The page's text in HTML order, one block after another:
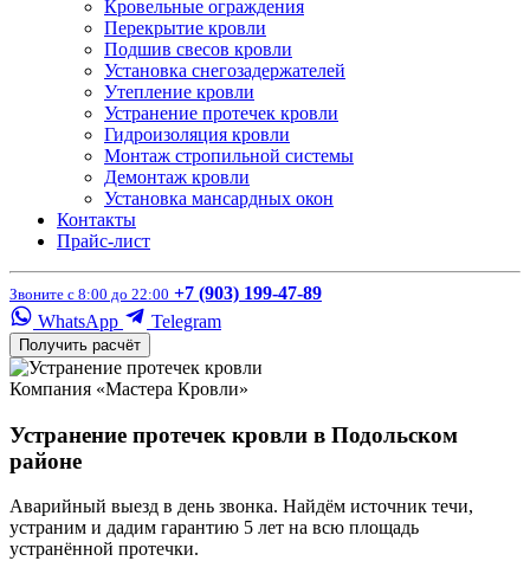
Кровельные ограждения
Перекрытие кровли
Подшив свесов кровли
Установка снегозадержателей
Утепление кровли
Устранение протечек кровли
Гидроизоляция кровли
Монтаж стропильной системы
Демонтаж кровли
Установка мансардных окон
Контакты
Прайс-лист
Звоните с 8:00 до 22:00 +7 (903) 199-47-89
WhatsApp
Telegram
Получить расчёт
Компания «Мастера Кровли»
Устранение протечек кровли в Подольском
районе
Аварийный выезд в день звонка. Найдём источник течи,
устраним и дадим гарантию 5 лет на всю площадь
устранённой протечки.